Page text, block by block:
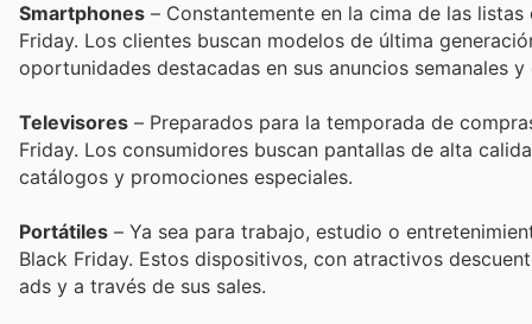
Smartphones – Constantemente en la cima de las
Friday. Los clientes buscan modelos de última
oportunidades destacadas en sus anuncios semanales y
Televisores – Preparados para la temporada de
Friday. Los consumidores buscan pantallas de alta
catálogos y promociones especiales.
Portátiles – Ya sea para trabajo, estudio o
Black Friday. Estos dispositivos, con atractivos
ads y a través de sus sales.